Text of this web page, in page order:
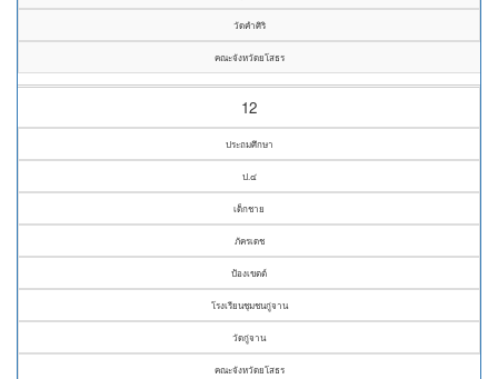
วัดคำศิริ
คณะจังหวัดยโสธร
12
ประถมศึกษา
ป.๔
เด็กชาย
ภัครเดช
ป้องเขตต์
โรงเรียนชุมชนกู่จาน
วัดกู่จาน
คณะจังหวัดยโสธร